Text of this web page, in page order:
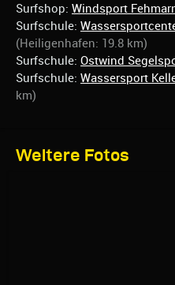
Surfshop: Windsport
Surfschule:
(Heiligenhafen: 19.8 km)
Surfschule: Ostwind
Surfschule: Wassersport
km)
Weitere Fotos